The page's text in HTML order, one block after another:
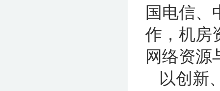
国电信、
作，机房
网络资源
以创新